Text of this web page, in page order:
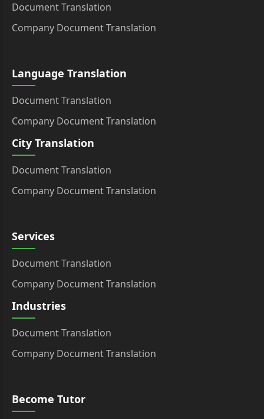
Document Translation
Company Document Translation
Language Translation
Document Translation
Company Document Translation
City Translation
Document Translation
Company Document Translation
Services
Document Translation
Company Document Translation
Industries
Document Translation
Company Document Translation
Become Tutor